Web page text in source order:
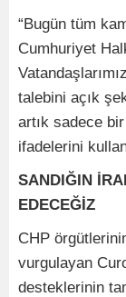
“Bugün tüm
Cumhuriyet
talebini açık
artık sadece bir
ifadelerini
SANDIĞIN
EDECEĞİZ
CHP
vurgulayan
desteklerinin